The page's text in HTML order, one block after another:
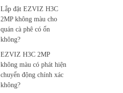
Lắp đặt EZVIZ H3C
2MP không màu cho
quán cà phê có ổn
không?
EZVIZ H3C 2MP
không màu có phát hiện
chuyển động chính xác
không?